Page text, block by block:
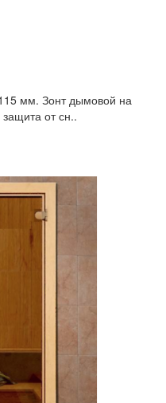
мм. Зонт дымовой на
от сн..